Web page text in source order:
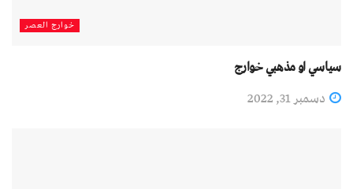
خوارج العصر
سياسي او مذهبي خوارج
دسمبر 31, 2022